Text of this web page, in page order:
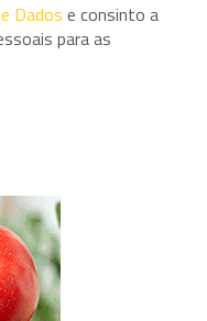
Dados e consinto a
para as